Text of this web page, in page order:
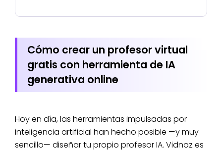
Cómo crear un profesor virtual
gratis con herramienta de IA
generativa online
Hoy en día, las herramientas impulsadas por
inteligencia artificial han hecho posible —y muy
sencillo— diseñar tu propio profesor IA. Vidnoz es